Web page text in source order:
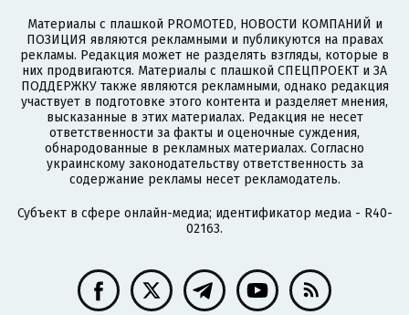
Материалы с плашкой PROMOTED, НОВОСТИ КОМПАНИЙ и
ПОЗИЦИЯ являются рекламными и публикуются на правах
рекламы. Редакция может не разделять взгляды, которые в
них продвигаются. Материалы с плашкой СПЕЦПРОЕКТ и ЗА
ПОДДЕРЖКУ также являются рекламными, однако редакция
участвует в подготовке этого контента и разделяет мнения,
высказанные в этих материалах. Редакция не несет
ответственности за факты и оценочные суждения,
обнародованные в рекламных материалах. Согласно
украинскому законодательству ответственность за
содержание рекламы несет рекламодатель.
Субъект в сфере онлайн-медиа; идентификатор медиа - R40-
02163.